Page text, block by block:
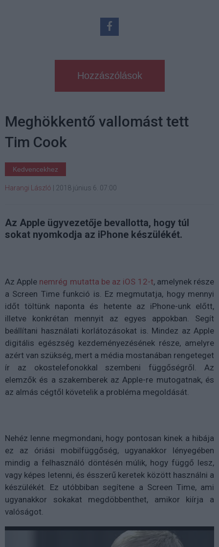
Hozzászólások
Meghökkentő vallomást tett
Tim Cook
Kedvencekhez
Harangi László 2018 június 6. 07:00
Az Apple ügyvezetője bevallotta, hogy túl
sokat nyomkodja az iPhone készülékét.
Az Apple nemrég mutatta be az iOS 12-t, amelynek része
a Screen Time funkció is. Ez megmutatja, hogy mennyi
időt töltünk naponta és hetente az iPhone-unk előtt,
illetve konkrétan mennyit az egyes appokban. Segít
beállítani használati korlátozásokat is. Mindez az Apple
digitális egészség kezdeményezésének része, amelyre
azért van szükség, mert a média mostanában rengeteget
ír az okostelefonokkal szembeni függőségről. Az
elemzők és a szakemberek az Apple-re mutogatnak, és
az almás cégtől követelik a probléma megoldását.
Nehéz lenne megmondani, hogy pontosan kinek a hibája
ez az óriási mobilfüggőség, ugyanakkor lényegében
mindig a felhasználó döntésén múlik, hogy függő lesz,
vagy képes letenni, és ésszerű keretek között használni a
készülékét. Ez utóbbiban segítene a Screen Time, ami
ugyanakkor sokakat megdöbbenthet, amikor kiírja a
valóságot.